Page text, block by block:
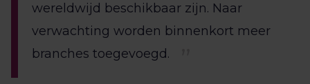
wereldwijd beschikbaar zijn. Naar
verwachting worden binnenkort meer
branches toegevoegd.